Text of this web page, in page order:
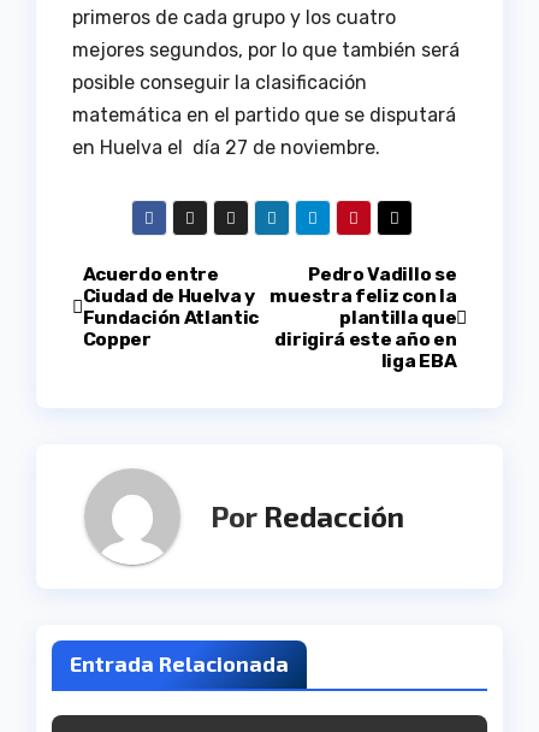
primeros de cada grupo y los cuatro
mejores segundos, por lo que también será
posible conseguir la clasificación
matemática en el partido que se disputará
en Huelva el día 27 de noviembre.
Navegación
de
Pedro Vadillo se
muestra feliz con la
plantilla que
dirigirá este año en
liga EBA
Acuerdo entre
Ciudad de Huelva y
Fundación Atlantic
Copper
Por Redacción
Entrada Relacionada